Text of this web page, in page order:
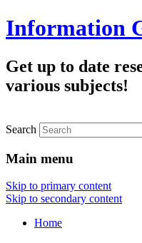
Information
Get up to date
various subjects!
Search
Main menu
Skip to primary content
Skip to secondary content
Home